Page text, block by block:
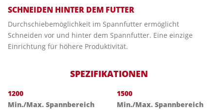
SCHNEIDEN HINTER DEM FUTTER
Durchschiebemöglichkeit im Spannfutter ermöglicht
Schneiden vor und hinter dem Spannfutter. Eine einzige
Einrichtung für höhere Produktivität.
SPEZIFIKATIONEN
1200
Min./Max. Spannbereich
1500
Min./Max. Spannbereich